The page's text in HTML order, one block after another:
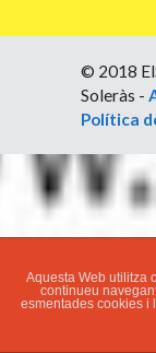
© 2018
Soleràs -
Política
Aquesta Web utilitza
continueu
esmentades cookies i